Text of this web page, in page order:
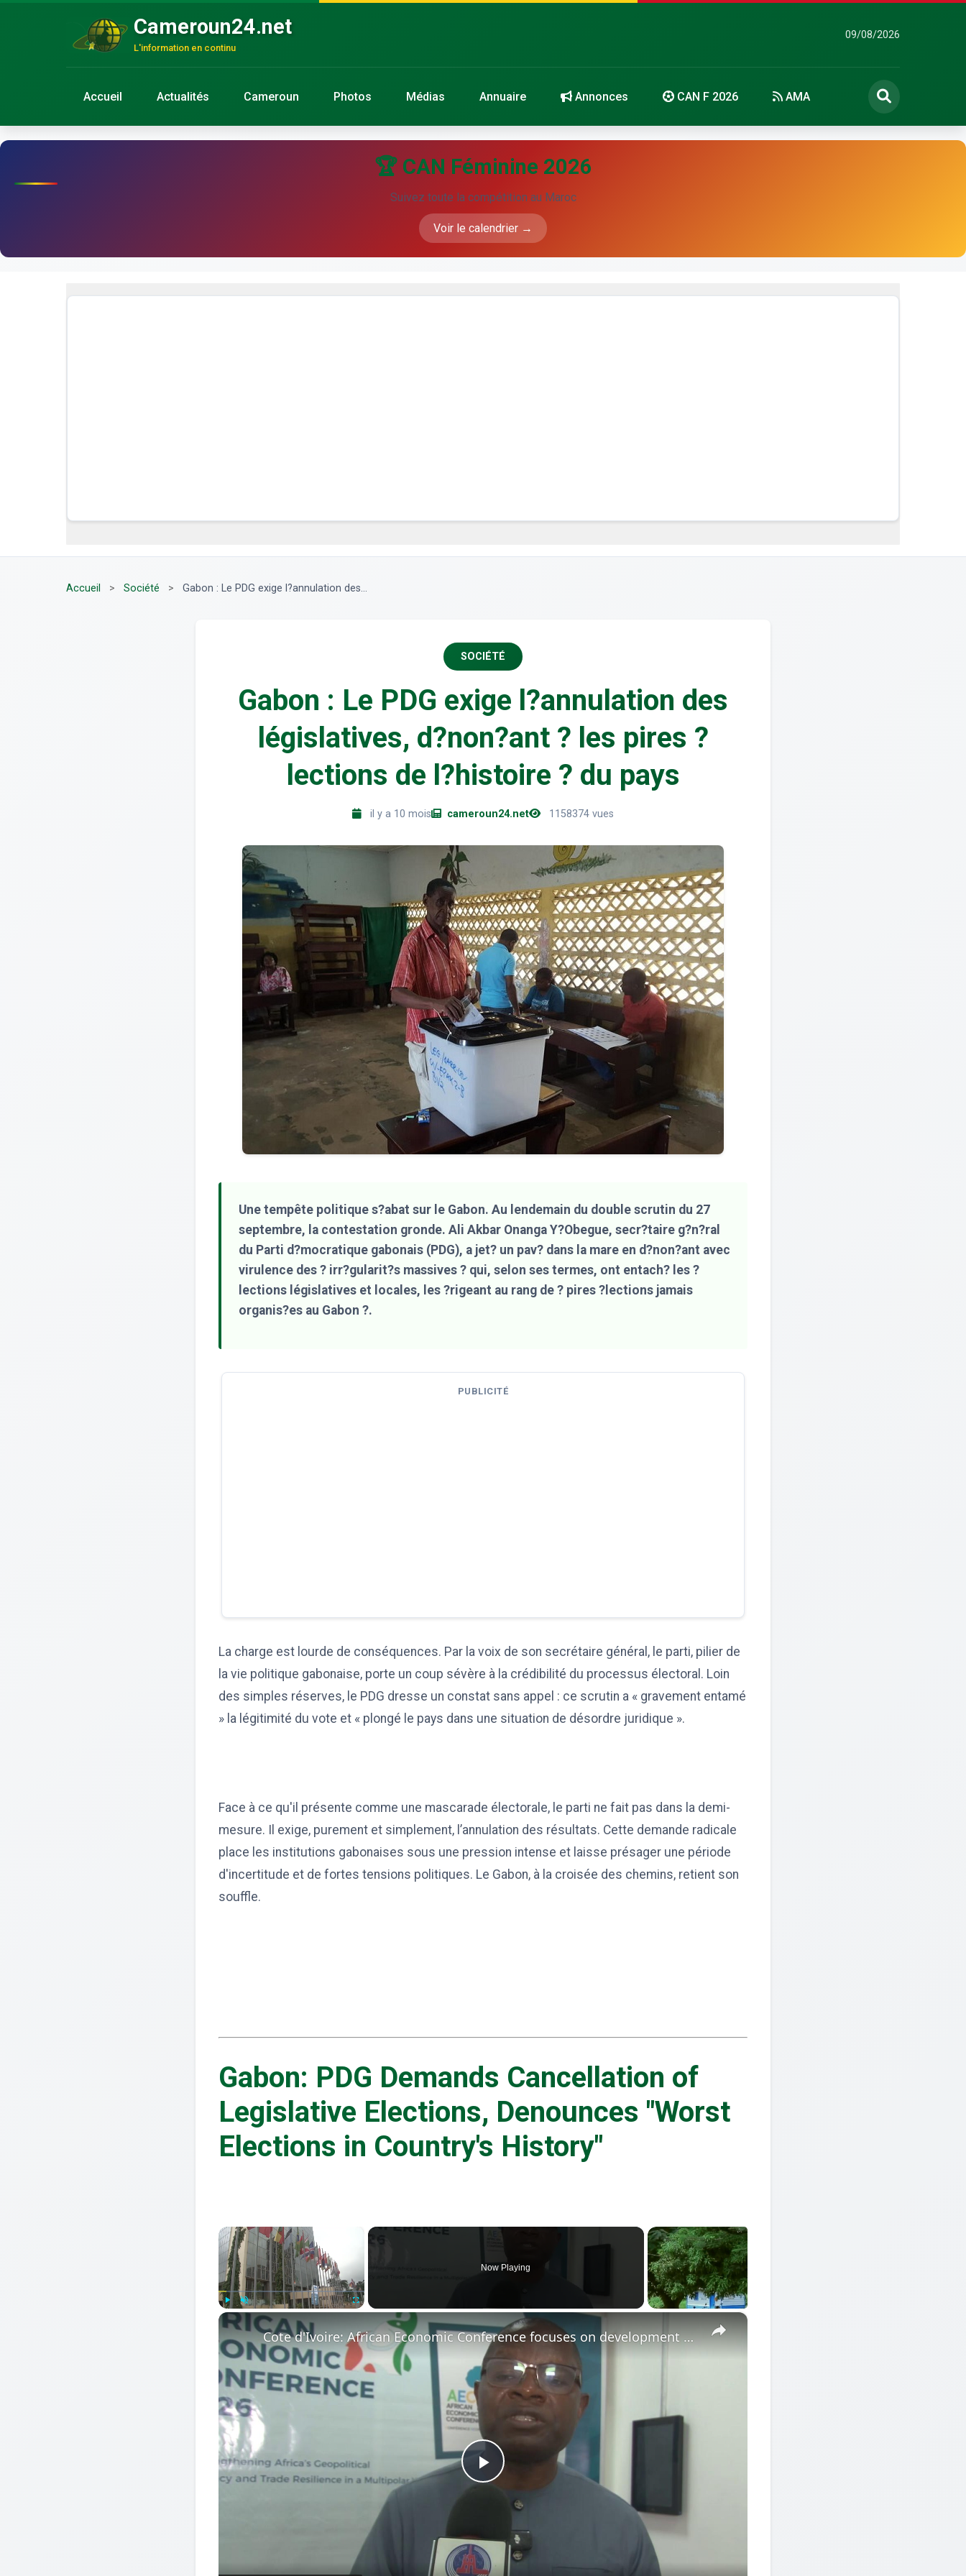
Cameroun24.net
L'information en continu
09/08/2026
Accueil Actualités Cameroun Photos Médias Annuaire Annonces CAN F 2026 AMA
🏆 CAN Féminine 2026
Suivez toute la compétition au Maroc
Voir le calendrier →
Accueil > Société > Gabon : Le PDG exige l?annulation des...
SOCIÉTÉ
Gabon : Le PDG exige l?annulation des
législatives, d?non?ant ? les pires ?
lections de l?histoire ? du pays
il y a 10 mois cameroun24.net 1158374 vues
Une tempête politique s?abat sur le Gabon. Au lendemain du double scrutin du 27
septembre, la contestation gronde. Ali Akbar Onanga Y?Obegue, secr?taire g?n?ral
du Parti d?mocratique gabonais (PDG), a jet? un pav? dans la mare en d?non?ant avec
virulence des ? irr?gularit?s massives ? qui, selon ses termes, ont entach? les ?
lections législatives et locales, les ?rigeant au rang de ? pires ?lections jamais
organis?es au Gabon ?.
PUBLICITÉ
La charge est lourde de conséquences. Par la voix de son secrétaire général, le parti, pilier de
la vie politique gabonaise, porte un coup sévère à la crédibilité du processus électoral. Loin
des simples réserves, le PDG dresse un constat sans appel : ce scrutin a « gravement entamé
» la légitimité du vote et « plongé le pays dans une situation de désordre juridique ».
Face à ce qu'il présente comme une mascarade électorale, le parti ne fait pas dans la demi-
mesure. Il exige, purement et simplement, l’annulation des résultats. Cette demande radicale
place les institutions gabonaises sous une pression intense et laisse présager une période
d'incertitude et de fortes tensions politiques. Le Gabon, à la croisée des chemins, retient son
souffle.
Gabon: PDG Demands Cancellation of
Legislative Elections, Denounces "Worst
Elections in Country's History"
Play Unmute
Now Playing
×
Play
Video
Cote d'Ivoire: African Economic Conference focuses on development opportunities in multipolar world.